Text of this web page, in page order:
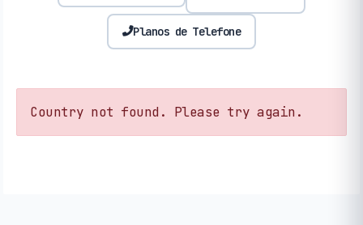
Planos de Telefone
Country not found. Please try again.